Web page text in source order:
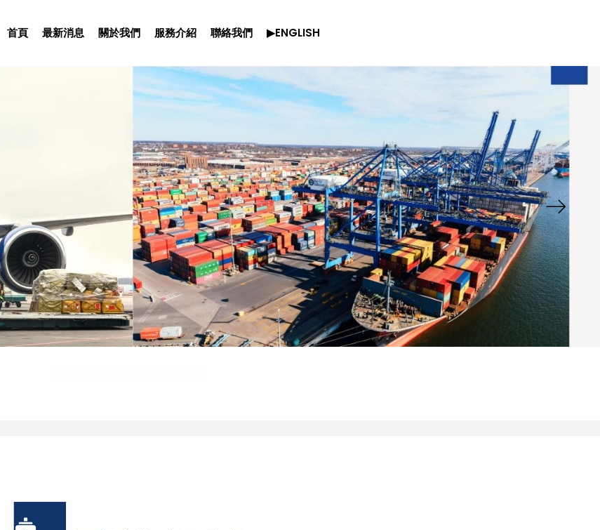
首頁 最新消息 關於我們 服務介紹 聯絡我們 ▶ENGLISH